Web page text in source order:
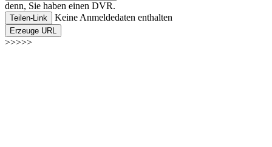
denn, Sie haben einen DVR.
Teilen-Link Keine Anmeldedaten enthalten
Erzeuge URL
>>>>>